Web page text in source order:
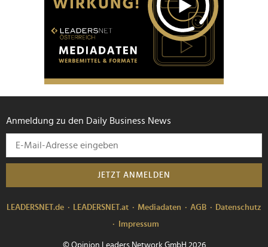
Anmeldung zu den Daily Business News
JETZT ANMELDEN
LEADERSNET.de LEADERSNET.at Mediadaten AGB
Datenschutz
Impressum